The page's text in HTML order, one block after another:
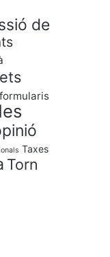
de
formularis
Taxes
Torn